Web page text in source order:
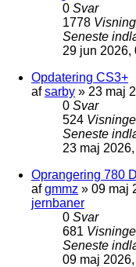
0 Svar
1778
Seneste
29 jun 2026,
Opdatering CS3+
afsarby » 23 maj
0 Svar
524
Seneste
23 maj
Oprangering 780
afgmmz » 09 maj
jernbaner
0 Svar
681
Seneste
09 maj